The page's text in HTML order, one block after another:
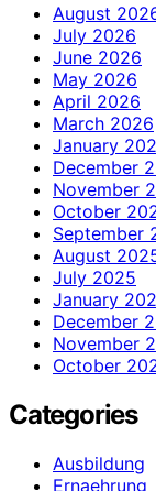
August
July 2026
June 2026
May 2026
April 2026
March 2026
January
December
November
October
September
August
July 2025
January
December
November
October
Categories
Ausbildung
Ernaehrung